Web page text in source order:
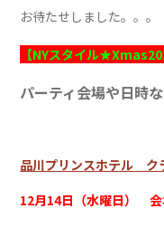
お待たせしました。。。
【NYスタイル
パーティ会場や日時
品川プリンスホテル ク
12月14日（水曜日）